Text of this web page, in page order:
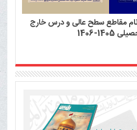
مقاطع سطح عالی و درس خارج
1406